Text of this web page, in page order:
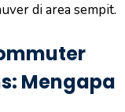
di area sempit.
Mengapa